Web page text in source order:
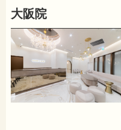
大阪院